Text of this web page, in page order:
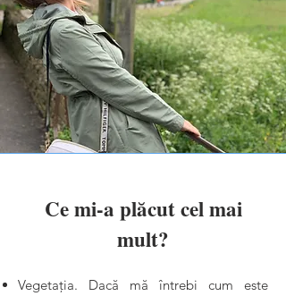
Ce mi-a plăcut cel mai
mult?
Vegetația. Dacă mă întrebi cum este